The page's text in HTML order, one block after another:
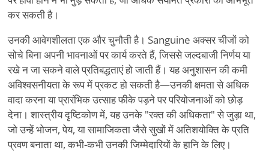
कर सकती है।
उनकी आवेगशीलता एक और चुनौती है। Sanguine अक्सर चीजों को
सोचे बिना अपनी भावनाओं पर कार्य करते हैं, जिससे जल्दबाजी निर्णय या
रखे न जा सकने वाले प्रतिबद्धताएं हो जाती हैं। यह अनुशासन की कमी
अविश्वसनीयता के रूप में प्रकट हो सकती है—उनकी क्षमता से अधिक
वादा करना या प्रारंभिक उत्साह फीके पड़ने पर परियोजनाओं को छोड़
देना। शास्त्रीय दृष्टिकोण में, यह उनके "रक्त की अधिकता" से जुड़ा था,
जो उन्हें भोजन, पेय, या सामाजिकता जैसे सुखों में अतिशयोक्ति के प्रति
प्रवण बनाता था, कभी-कभी उनकी जिम्मेदारियों के हानि के लिए।